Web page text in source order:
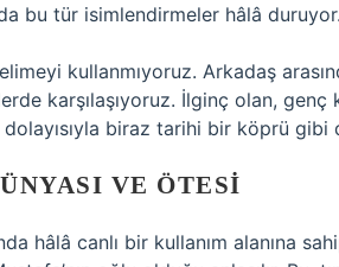
bu tür isimlendirmeler hâlâ duruyor.
kullanmıyoruz. Arkadaş
karşılaşıyoruz. İlginç olan, genç
biraz tarihi bir köprü gibi
VE ÖTESI
hâlâ canlı bir kullanım alanına